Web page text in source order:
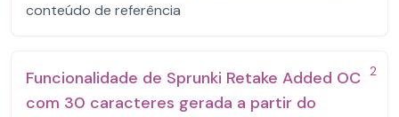
conteúdo de referência
2
Funcionalidade de Sprunki Retake Added OC
com 30 caracteres gerada a partir do